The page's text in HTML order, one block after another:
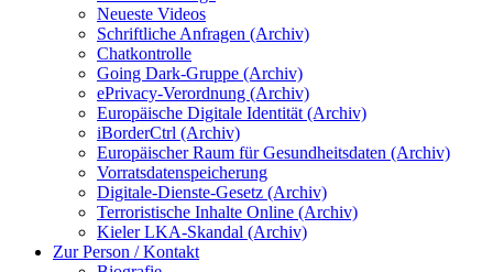
Neueste Videos
Schriftliche Anfragen (Archiv)
Chatkontrolle
Going Dark-Gruppe (Archiv)
ePrivacy-Verordnung (Archiv)
Europäische Digitale Identität (Archiv)
iBorderCtrl (Archiv)
Europäischer Raum für Gesundheitsdaten (Archiv)
Vorratsdatenspeicherung
Digitale-Dienste-Gesetz (Archiv)
Terroristische Inhalte Online (Archiv)
Kieler LKA-Skandal (Archiv)
Zur Person / Kontakt